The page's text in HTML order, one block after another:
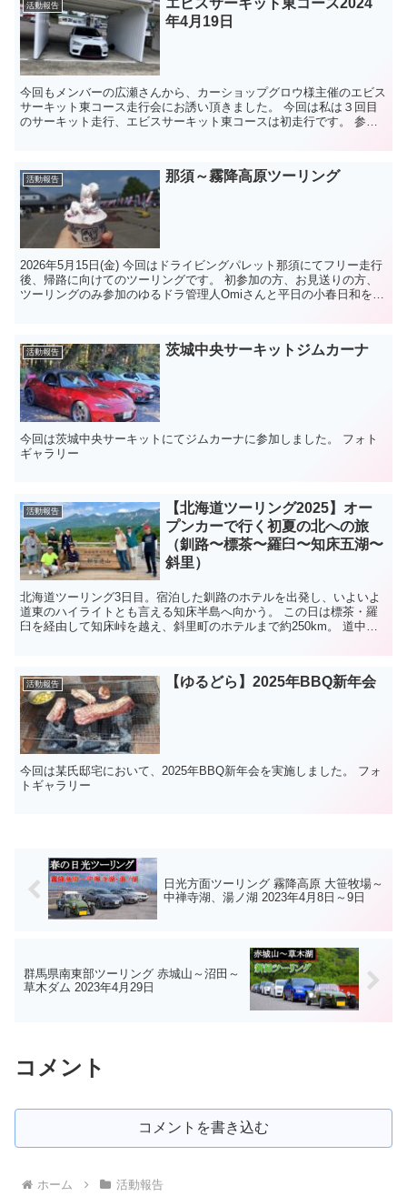
活動報告
年4月19日
今回もメンバーの広瀬さんから、カーショップグロウ様主催のエビス
サーキット東コース走行会にお誘い頂きました。 今回は私は３回目
のサーキット走行、エビスサーキット東コースは初走行です。 参加
活動報告 那須～霧降高原ツーリング
2026年5月15日(金) 今回はドライビングパレット那須にてフリー走行
後、帰路に向けてのツーリングです。 初参加の方、お見送りの方、
ツーリングのみ参加のゆるドラ管理人Omiさんと平日の小春日和を堪
活動報告 茨城中央サーキットジムカーナ
今回は茨城中央サーキットにてジムカーナに参加しました。 フォト
ギャラリー
活動報告
【北海道ツーリング2025】オー
プンカーで行く初夏の北への旅
（釧路〜標茶〜羅臼〜知床五湖〜
斜里）
北海道ツーリング3日目。宿泊した釧路のホテルを出発し、いよいよ
道東のハイライトとも言える知床半島へ向かう。 この日は標茶・羅
臼を経由して知床峠を越え、斜里町のホテルまで約250km。 道中に
活動報告 【ゆるどら】2025年BBQ新年会
今回は某氏邸宅において、2025年BBQ新年会を実施しました。 フォ
トギャラリー
日光方面ツーリング 霧降高原 大笹牧場～
中禅寺湖、湯ノ湖 2023年4月8日～9日
群馬県南東部ツーリング 赤城山～沼田～
草木ダム 2023年4月29日
コメント
コメントを書き込む
ホーム 活動報告